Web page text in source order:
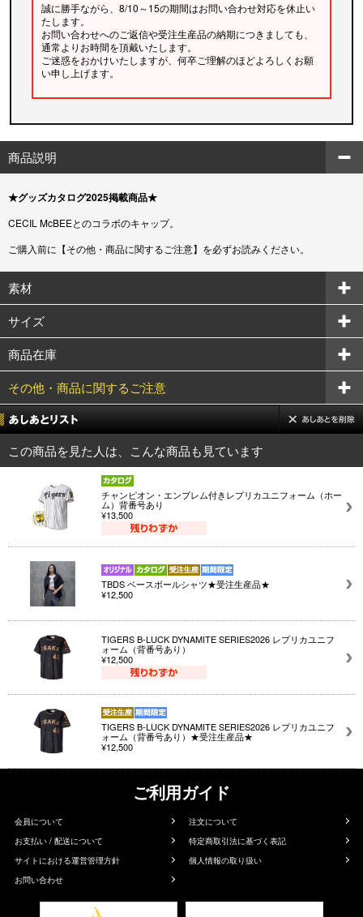
誠に勝手ながら、8/10～15の期間はお問い合わせ対応を休止い
たします。
お問い合わせへのご返信や受注生産品の納期につきましても、
通常よりお時間を頂戴いたします。
ご迷惑をおかけいたしますが、何卒ご理解のほどよろしくお願
い申し上げます。
商品説明
★グッズカタログ2025掲載商品★
CECIL McBEEとのコラボのキャップ。
ご購入前に【その他・商品に関するご注意】を必ずお読みください。
素材
サイズ
商品在庫
その他・商品に関するご注意
この商品を見た人は、こんな商品も見ています
チャンピオン・エンブレム付きレプリカユニフォーム（ホー
ム）背番号あり
¥13,500
TBDS ベースボールシャツ★受注生産品★
¥12,500
TIGERS B-LUCK DYNAMITE SERIES2026 レプリカユニフ
ォーム（背番号あり）
¥12,500
TIGERS B-LUCK DYNAMITE SERIES2026 レプリカユニフ
ォーム（背番号あり）★受注生産品★
¥12,500
ご利用ガイド
会員について
注文について
お支払い / 配送について
特定商取引法に基づく表記
サイトにおける運営管理方針
個人情報の取り扱い
お問い合わせ